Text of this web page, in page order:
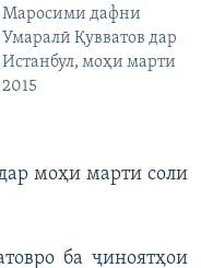
Маросими дафни
Умаралӣ Қувватов дар
Истанбул, моҳи марти
2015
моҳи марти соли
ба ҷиноятҳои